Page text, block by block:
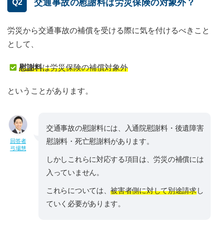
Q2 交通事故の慰謝料は労災保険の対象外？
労災から交通事故の補償を受ける際に気を付けるべきこと
として、
慰謝料は労災保険の補償対象外
ということがあります。
回答者
弓場慧
交通事故の慰謝料には、入通院慰謝料・後遺障害
慰謝料・死亡慰謝料があります。
しかしこれらに対応する項目は、労災の補償には
入っていません。
これらについては、被害者側に対して別途請求し
ていく必要があります。